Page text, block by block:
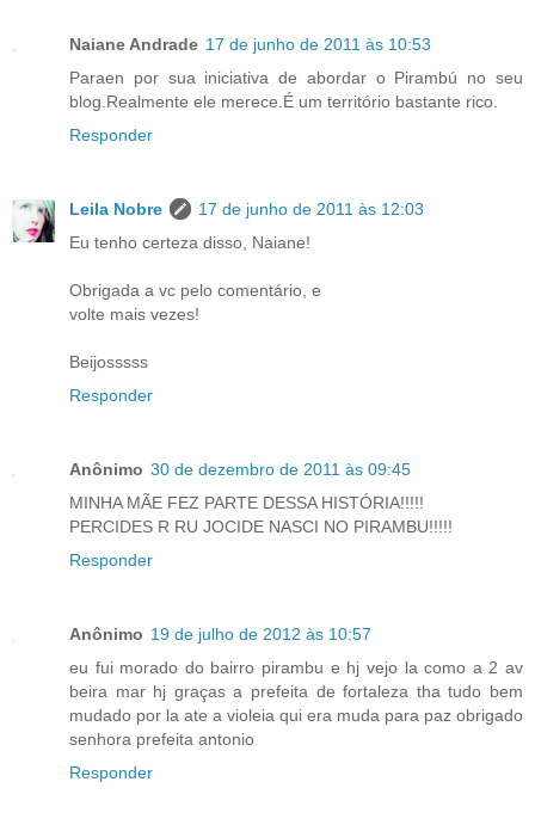
Naiane Andrade 17 de junho de 2011 às 10:53
Paraen por sua iniciativa de abordar o Pirambú no seu
blog.Realmente ele merece.É um território bastante rico.
Responder
Leila Nobre
17 de junho de 2011 às 12:03
Eu tenho certeza disso, Naiane!
Obrigada a vc pelo comentário, e
volte mais vezes!
Beijosssss
Responder
Anônimo 30 de dezembro de 2011 às 09:45
MINHA MÃE FEZ PARTE DESSA HISTÓRIA!!!!!
PERCIDES R RU JOCIDE NASCI NO PIRAMBU!!!!!
Responder
Anônimo 19 de julho de 2012 às 10:57
eu fui morado do bairro pirambu e hj vejo la como a 2 av
beira mar hj graças a prefeita de fortaleza tha tudo bem
mudado por la ate a violeia qui era muda para paz obrigado
senhora prefeita antonio
Responder